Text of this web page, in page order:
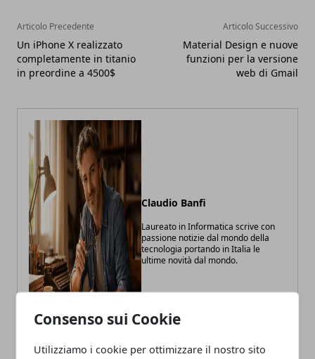
Consenso sui Cookie
Utilizziamo i cookie per ottimizzare il nostro sito
Articolo Precedente
Un iPhone X realizzato
completamente in titanio
in preordine a 4500$
Articolo Successivo
Material Design e nuove
funzioni per la versione
web di Gmail
Claudio Banfi
Laureato in Informatica scrive con
passione notizie dal mondo della
tecnologia portando in Italia le
ultime novità dal mondo.